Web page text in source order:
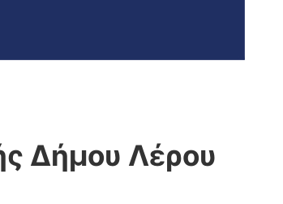
Δήμου Λέρου